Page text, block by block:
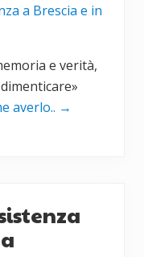
a Brescia e in
e verità,
averlo.. →